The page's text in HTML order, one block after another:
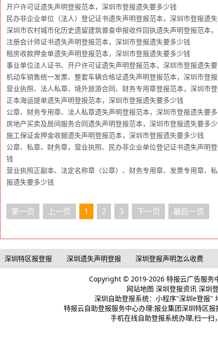
开户许可证遗失声明登报范本，深圳市登报遗失要多少钱
民办非企业单位（法人）登记证书遗失声明登报范本，深圳市登报遗
深圳市农村城市化历史遗留建筑普查申报收件回执遗失声明登报范本
注册会计师证书遗失声明登报范本，深圳市登报遗失要多少钱
租房收款押金单遗失声明登报范本，深圳市登报遗失要多少钱
事业单位法人证书、开户许可证遗失声明登报范本，深圳市登报遗失
机动车销售统一发票、整套车辆合格证遗失声明登报范本，深圳市登
营业执照、法人私章、境外旅游合同、财务专用章登报范本，深圳市
正本海运提单遗失声明登报范本，深圳市登报遗失要多少钱
公章、财务专用章、法人私章遗失声明登报范本，深圳市登报遗失要
房地产买卖及居间服务合同遗失声明登报范本，深圳市登报遗失要多
施工保证金押金收据遗失声明登报范本，深圳市登报遗失要多少钱
公章、私章、财务章，营业执照、民办非企业单位登记证书遗失声明
钱
营业执照正副本、法定名称章（公章）、财务专用章、发票专用章、
报遗失要多少钱
第一页 上一页 1 2 3 下一页 最后一页
深圳特区报登报 深圳遗失声明登报 深圳登报声明怎么收费
Copyright © 2019-2026 特报云广告服务
网站地图 深圳登报资讯深圳
深圳自助登报系统：小程序"深圳e登报"
特报云自助登报服务中心办理:报业集团深圳特区
手机在线自助登报系统办理,扫一